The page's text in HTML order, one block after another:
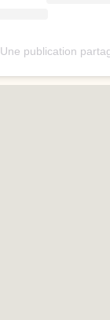
Une publication